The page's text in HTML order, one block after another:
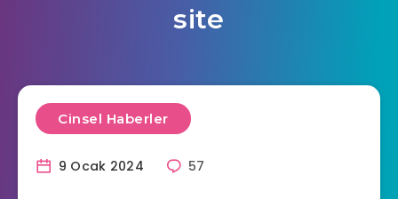
site
Cinsel Haberler
9 Ocak 2024 57